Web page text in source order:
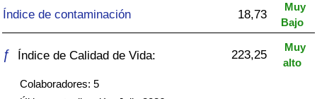
Índice de contaminación 18,73
Muy
Bajo
ƒ Índice de Calidad de Vida: 223,25
Muy
alto
Colaboradores: 5
Índice de Sanidad